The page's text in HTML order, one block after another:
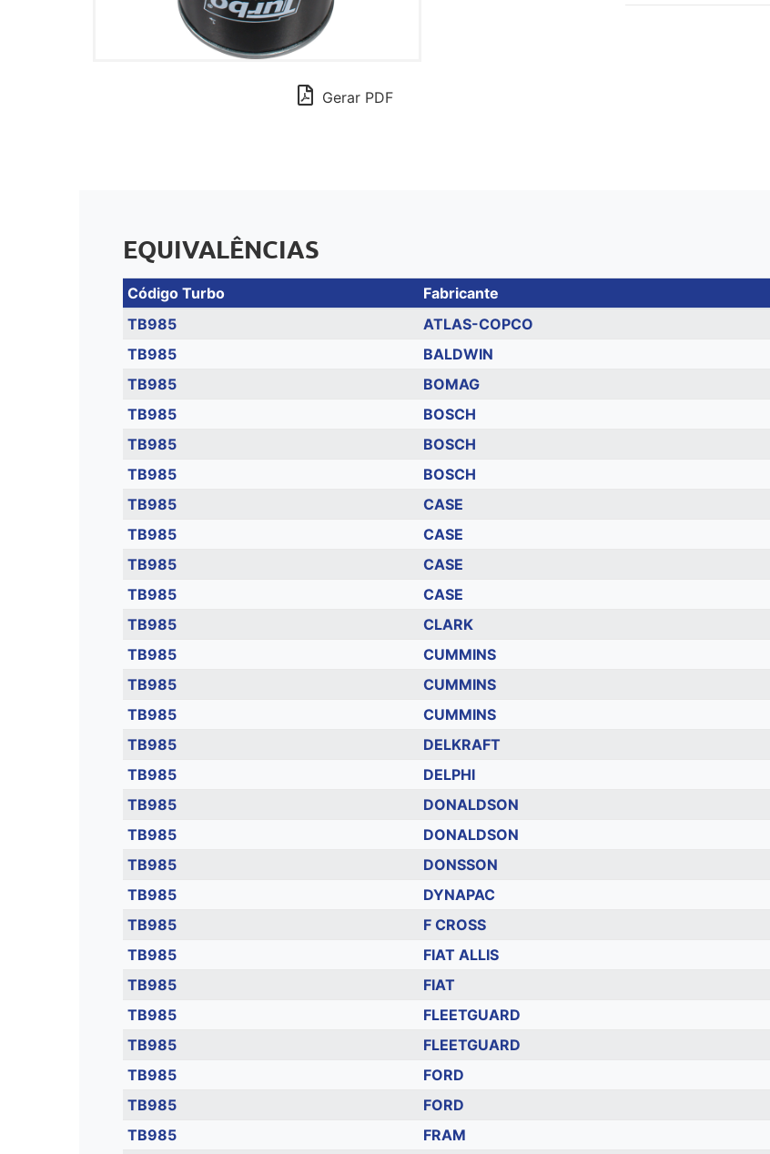
Gerar PDF
EQUIVALÊNCIAS
Código Turbo Fabricante
TB985
ATLAS-COPCO
TB985
BALDWIN
TB985
BOMAG
TB985
BOSCH
TB985
BOSCH
TB985
BOSCH
TB985
CASE
TB985
CASE
TB985
CASE
TB985
CASE
TB985
CLARK
TB985
CUMMINS
TB985
CUMMINS
TB985
CUMMINS
TB985
DELKRAFT
TB985
DELPHI
TB985
DONALDSON
TB985
DONALDSON
TB985
DONSSON
TB985
DYNAPAC
TB985
F CROSS
TB985
FIAT ALLIS
TB985
FIAT
TB985
FLEETGUARD
TB985
FLEETGUARD
TB985
FORD
TB985
FORD
TB985
FRAM